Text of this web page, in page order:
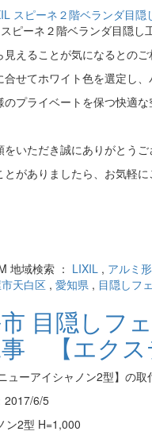
ピーネ２階ベランダ目隠
えることが気になるとのご
せてホワイト色を選定し、
プライベートを保つ快適な
いただき誠にありがとうご
がありましたら、お気軽に
地域検索 ： LIXIL , アルミ
天白区 , 愛知県 , 目隠しフ
目隠しフ
【エクス
ューアイシャノン2型】の
6/5
ン2型 H=1,000